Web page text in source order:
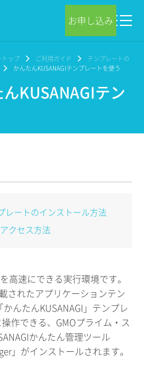
お申し込み
トップ ご利用ガイド
テンプレートの
かんたんKUSANAGIテンプレートを使う
KUSANAGIテン
レートのインストール方法
クセス方法
高速にできる実行環境です。
されたアプリケーションテン
んたんKUSANAGI」テンプレ
作できる、GMOプライム・ス
かんたん管理ツール
」がインストールされます。